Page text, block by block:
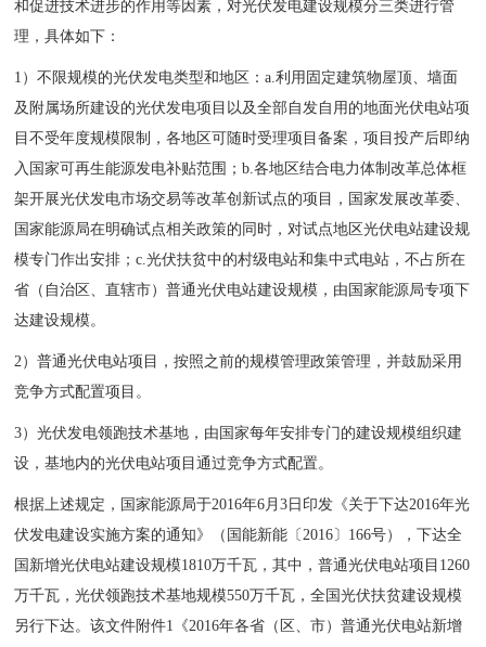
和促进技术进步的作用等因素，对光伏发电建设规模分三类进行管
理，具体如下：
1）不限规模的光伏发电类型和地区：a.利用固定建筑物屋顶、墙面
及附属场所建设的光伏发电项目以及全部自发自用的地面光伏电站项
目不受年度规模限制，各地区可随时受理项目备案，项目投产后即纳
入国家可再生能源发电补贴范围；b.各地区结合电力体制改革总体框
架开展光伏发电市场交易等改革创新试点的项目，国家发展改革委、
国家能源局在明确试点相关政策的同时，对试点地区光伏电站建设规
模专门作出安排；c.光伏扶贫中的村级电站和集中式电站，不占所在
省（自治区、直辖市）普通光伏电站建设规模，由国家能源局专项下
达建设规模。
2）普通光伏电站项目，按照之前的规模管理政策管理，并鼓励采用
竞争方式配置项目。
3）光伏发电领跑技术基地，由国家每年安排专门的建设规模组织建
设，基地内的光伏电站项目通过竞争方式配置。
根据上述规定，国家能源局于2016年6月3日印发《关于下达2016年光
伏发电建设实施方案的通知》（国能新能〔2016〕166号），下达全
国新增光伏电站建设规模1810万千瓦，其中，普通光伏电站项目1260
万千瓦，光伏领跑技术基地规模550万千瓦，全国光伏扶贫建设规模
另行下达。该文件附件1《2016年各省（区、市）普通光伏电站新增